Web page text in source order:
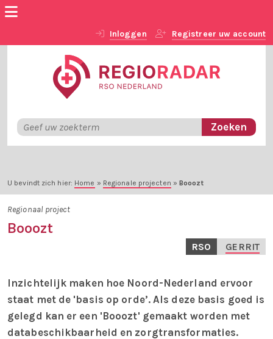
Inloggen Registreer uw account
U bevindt zich hier: Home » Regionale projecten »Booozt
Regionaal project
Booozt
RSO GERRIT
Inzichtelijk maken hoe Noord-Nederland ervoor
staat met de 'basis op orde’. Als deze basis goed is
gelegd kan er een 'Booozt' gemaakt worden met
databeschikbaarheid en zorgtransformaties.